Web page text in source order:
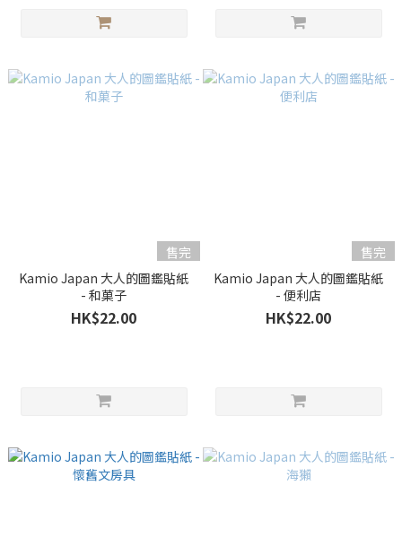
售完
Kamio Japan 大人的圖鑑貼紙
- 和菓子
HK$22.00
售完
Kamio Japan 大人的圖鑑貼紙
- 便利店
HK$22.00